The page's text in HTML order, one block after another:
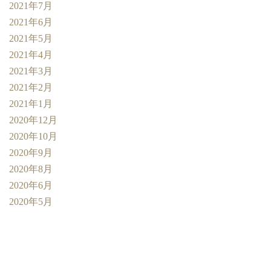
2021年7月
2021年6月
2021年5月
2021年4月
2021年3月
2021年2月
2021年1月
2020年12月
2020年10月
2020年9月
2020年8月
2020年6月
2020年5月